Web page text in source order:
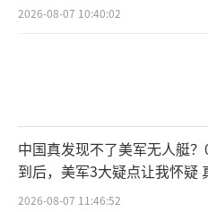
2026-08-07 10:40:02
中国真发现不了美军无人艇
到后，美军3大疑点让我怀疑
如此
2026-08-07 11:46:52